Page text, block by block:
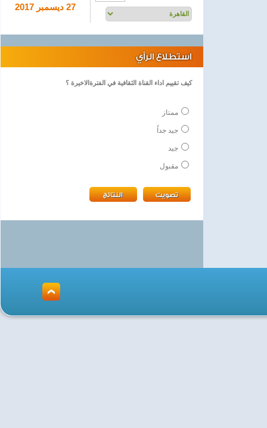
27 ديسمبر 2017
استطلاع الرأي
كيف تقييم اداء القناة الثقافية في الفترةالاخيرة ؟
ممتاز
جيد جداً
جيد
مقبول